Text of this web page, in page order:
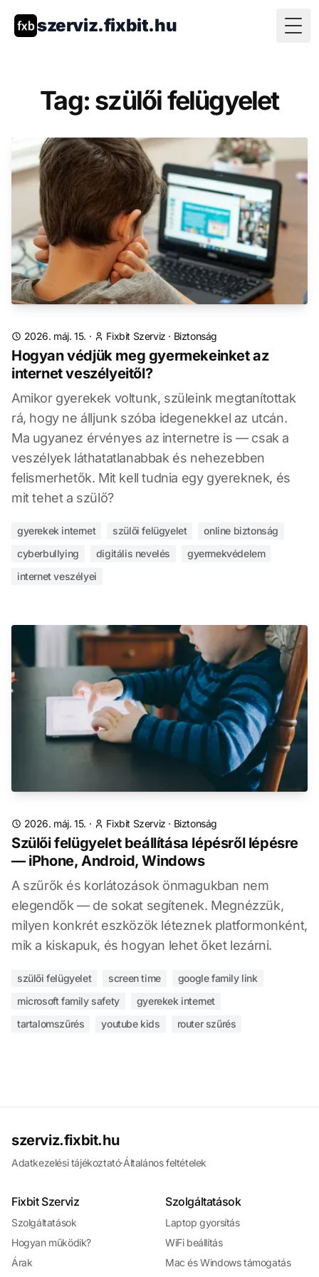
szerviz.fixbit.hu
Tag: szülői felügyelet
2026. máj. 15. · Fixbit Szerviz · Biztonság
Hogyan védjük meg gyermekeinket az
internet veszélyeitől?
Amikor gyerekek voltunk, szüleink megtanítottak
rá, hogy ne álljunk szóba idegenekkel az utcán.
Ma ugyanez érvényes az internetre is — csak a
veszélyek láthatatlanabbak és nehezebben
felismerhetők. Mit kell tudnia egy gyereknek, és
mit tehet a szülő?
gyerekek internet szülői felügyelet
online biztonság
cyberbullying
digitális nevelés
gyermekvédelem
internet veszélyei
2026. máj. 15. · Fixbit Szerviz · Biztonság
Szülői felügyelet beállítása lépésről lépésre
— iPhone, Android, Windows
A szűrők és korlátozások önmagukban nem
elegendők — de sokat segítenek. Megnézzük,
milyen konkrét eszközök léteznek platformonként,
mik a kiskapuk, és hogyan lehet őket lezárni.
szülői felügyelet screen time
google family link
microsoft family safety
gyerekek internet
tartalomszűrés
youtube kids router szűrés
szerviz.fixbit.hu
Adatkezelési tájékoztató·Általános feltételek
Fixbit Szerviz
Szolgáltatások
Hogyan működik?
Árak
Szolgáltatások
Laptop gyorsítás
WiFi beállítás
Mac és Windows támogatás